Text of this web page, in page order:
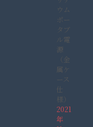
ウム
ポー
タブ
ル電
源
（金
属ケ
ース
仕
様）
2021
年